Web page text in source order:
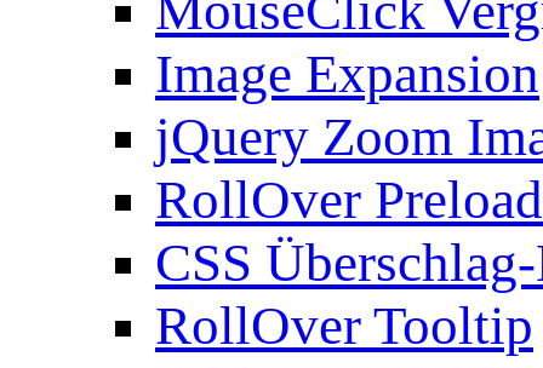
Image Expansion
jQuery Zoom
RollOver Preload
CSS
RollOver Tooltip